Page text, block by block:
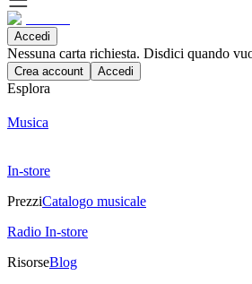
Accedi
Nessuna carta richiesta. Disdici quando
Crea account Accedi
Esplora
Musica
In-store
PrezziCatalogo musicale
Radio In-store
RisorseBlog